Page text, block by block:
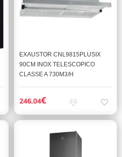
EXAUSTOR CNL9815PLUSIX
90CM INOX TELESCOPICO
CLASSE A 730M3/H
246.04€